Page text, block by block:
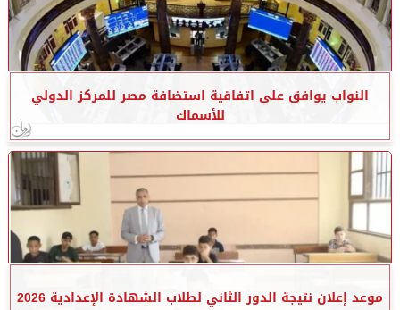
النواب يوافق على اتفاقية استضافة مصر للمركز الدولي
للأسماك
موعد إعلان نتيجة الدور الثاني لطلاب الشهادة الإعدادية 2026